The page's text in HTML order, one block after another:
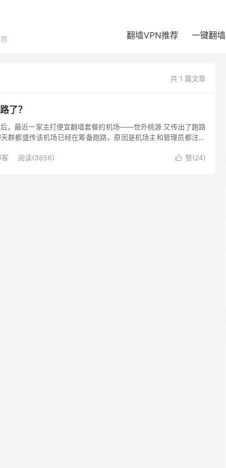
翻墙VPN推荐 一键翻墙
共 1 篇文章
了？
，最近一家主打便宜翻墙套餐的机场——世外桃源 又传出了跑路
群都盛传该机场已经在筹备跑路，原因是机场主和管理员都注销
 赞(24)
阅读(3856)